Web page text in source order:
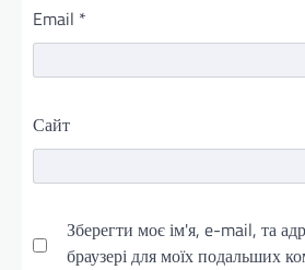
Email *
Сайт
Зберегти моє ім'я, e-mail, та
браузері для моїх подальших